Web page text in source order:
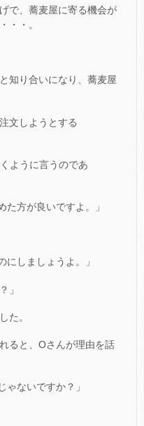
で、蕎麦屋に寄る機会が
・・。
知り合いになり、蕎麦屋
文しようとする
ように言うのであ
方が良いですよ。」
しましょうよ。」
」
た。
ると、Oさんが理由を話
ないですか？」